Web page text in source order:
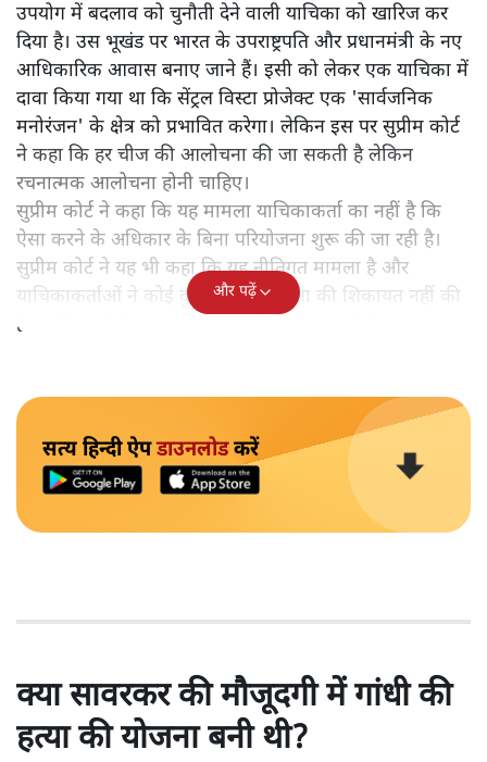
उपयोग में बदलाव को चुनौती देने वाली याचिका को खारिज कर
दिया है। उस भूखंड पर भारत के उपराष्ट्रपति और प्रधानमंत्री के नए
आधिकारिक आवास बनाए जाने हैं। इसी को लेकर एक याचिका में
दावा किया गया था कि सेंट्रल विस्टा प्रोजेक्ट एक 'सार्वजनिक
मनोरंजन' के क्षेत्र को प्रभावित करेगा। लेकिन इस पर सुप्रीम कोर्ट
ने कहा कि हर चीज की आलोचना की जा सकती है लेकिन
रचनात्मक आलोचना होनी चाहिए।
सुप्रीम कोर्ट ने कहा कि यह मामला याचिकाकर्ता का नहीं है कि
ऐसा करने के अधिकार के बिना परियोजना शुरू की जा रही है।
सुप्रीम कोर्ट ने यह भी कहा कि यह नीतिगत मामला है और
याचिकाकर्ताओं ने कोई दुर्भावना वाली मंशा की शिकायत नहीं की
है, इसलिए कोर्ट इस पर विचार करने को तैयार नहीं है।
और पढ़ें
सत्य हिन्दी ऐपडाउनलोडकरें
क्या सावरकर की मौजूदगी में गांधी की
हत्या की योजना बनी थी?